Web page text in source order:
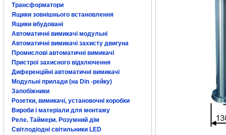
Трансформатори
Ящики зовнішнього встановлення
Ящики вбудовані
Автоматичні вимикачі модульні
Автоматичні вимикачі захисту двигуна
Промислові автоматичні вимикачі
Пристрої захисного відключення
Диференційні автоматичні вимикачі
Модульні прилади (на Din -рейку)
Запобіжники
Розетки, вимикачі, установочні коробки
Вироби і матеріали для монтажу
Реле. Таймери. Розумний дім
Світлодіодні світильники LED